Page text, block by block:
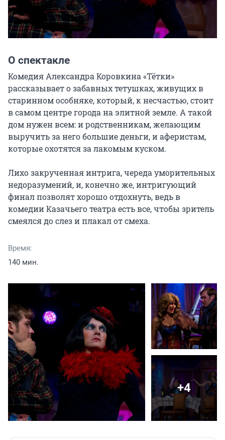
О спектакле
Комедия Александра Коровкина «Тётки»
рассказывает о забавных тетушках, живущих в
старинном особняке, который, к несчастью, стоит
в самом центре города на элитной земле. А такой
дом нужен всем: и родственникам, желающим
выручить за него большие деньги, и аферистам,
которые охотятся за лакомым куском.
Лихо закрученная интрига, череда уморительных
недоразумений, и, конечно же, интригующий
финал позволят хорошо отдохнуть, ведь в
комедии Казачьего театра есть все, чтобы зритель
смеялся до слез и плакал от смеха.
Время:
140 мин.
+4